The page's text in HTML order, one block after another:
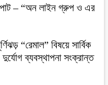
– “অন লাইন গ্রুপ ও এর
“রেমাল” বিষয়ে সার্বিক
ব্যবস্থাপনা সংক্রান্ত